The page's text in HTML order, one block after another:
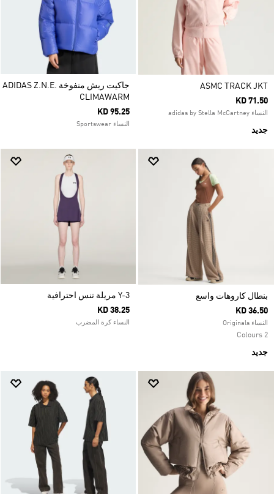
ASMC TRACK JKT
KD 71.50
النساء adidas by Stella McCartney
جديد
جاكيت ريش منفوخة ADIDAS Z.N.E.
CLIMAWARM
KD 95.25
النساء Sportswear
بنطال كاروهات واسع
KD 36.50
النساء Originals
2 Colours
جديد
Y-3 مريلة تنس احترافية
KD 38.25
النساء كرة المضرب